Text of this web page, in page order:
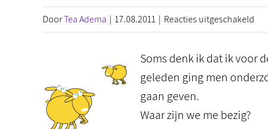
DoorTea Adema | 17.08.2011 | Reacties uitgeschakeld
Soms denk ik dat ik voor
geleden ging men
gaan geven.
Waar zijn we me bezig?